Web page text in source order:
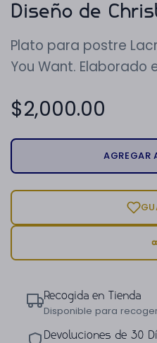
Diseño de
Plato para postre
You Want. Elaborado
$2,000.00
AGREGAR
Recogida en Tienda
Disponible para
Devoluciones de 30